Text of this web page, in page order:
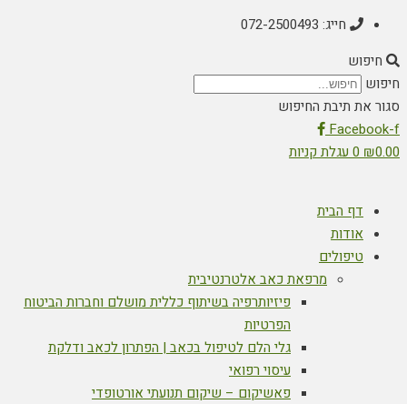
חייג: 072-2500493
חיפוש
חיפוש
סגור את תיבת החיפוש
Facebook-f
₪0.00
0 עגלת קניות
דף הבית
אודות
טיפולים
מרפאת כאב אלטרנטיבית
פיזיותרפיה בשיתוף כללית מושלם וחברות הביטוח
הפרטיות
גלי הלם לטיפול בכאב | הפתרון לכאב ודלקת
עיסוי רפואי
פאשיקום – שיקום תנועתי אורטופדי